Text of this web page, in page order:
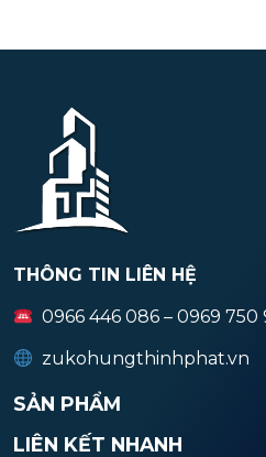
THÔNG TIN LIÊN HỆ
0966 446 086 – 0969 750
zukohungthinhphat.vn
SẢN PHẨM
LIÊN KẾT NHANH